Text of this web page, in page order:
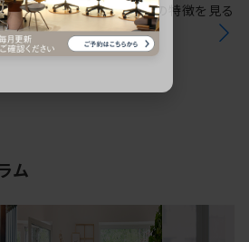
シリーズの特徴を見る
ム